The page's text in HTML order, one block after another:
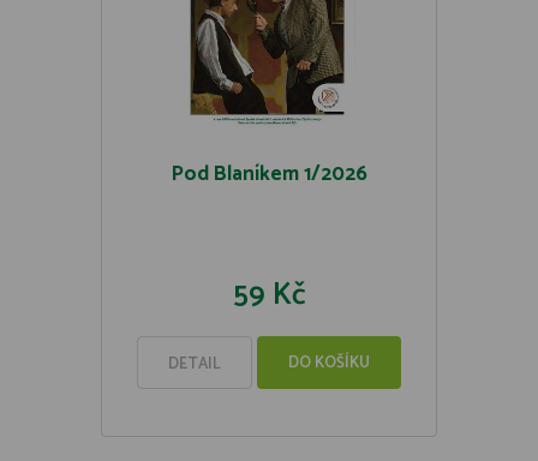
Pod Blaníkem 1/2026
59 Kč
DETAIL DO KOŠÍKU